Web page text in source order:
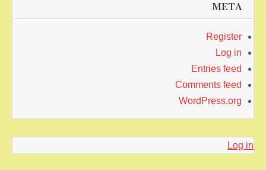
META
Register
Log in
Entries feed
Comments feed
WordPress.org
Log in